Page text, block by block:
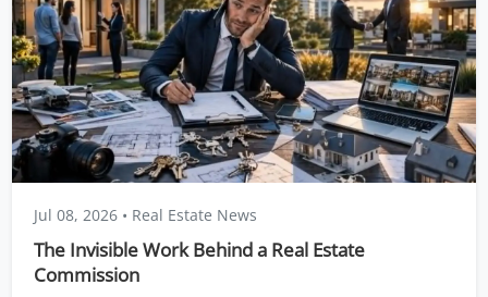
Jul 08, 2026 • Real Estate News
The Invisible Work Behind a Real Estate
Commission